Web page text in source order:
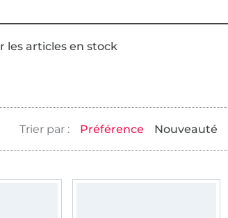
les articles en stock
Préférence Nouveauté